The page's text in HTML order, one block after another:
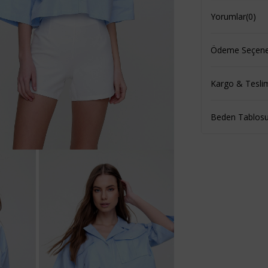
Yorumlar(0)
Ödeme
Kargo &
Beden Tablosu